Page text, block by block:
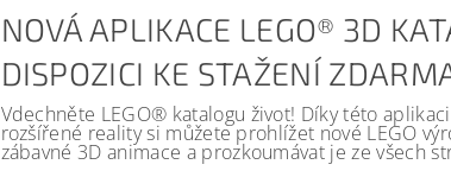
NOVÁ APLIKACE LEGO® 3D
DISPOZICI KE STAŽENÍ
Vdechněte LEGO® katalogu život! Díky této
rozšířené reality si můžete prohlížet nové LEGO
zábavné 3D animace a prozkoumávat je ze všech